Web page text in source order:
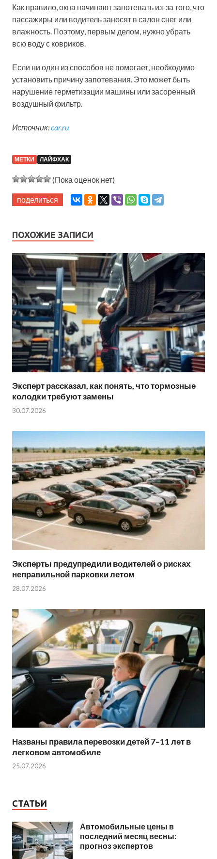
Как правило, окна начинают запотевать из-за того, что
пассажиры или водитель заносят в салон снег или
влажность. Поэтому, первым делом, нужно убрать
всю воду с ковриков.
Если ни один из способов не помогает, необходимо
установить причину запотевания. Это может быть
нарушение герметизации машины или засоренный
воздушный фильтр.
Источник:car.ru
МЕТКИ ЛАЙФХАК
(Пока оценок нет)
поделиться
ПОХОЖИЕ ЗАПИСИ
Эксперт рассказал, как понять, что тормозные
колодки требуют замены
30.07.2026
Эксперты предупредили водителей о рисках
неправильной парковки летом
28.07.2026
Названы правила перевозки детей 7–11 лет в
легковом автомобиле
25.07.2026
СТАТЬИ
Автомобильные цены в
последний месяц весны:
прогноз экспертов